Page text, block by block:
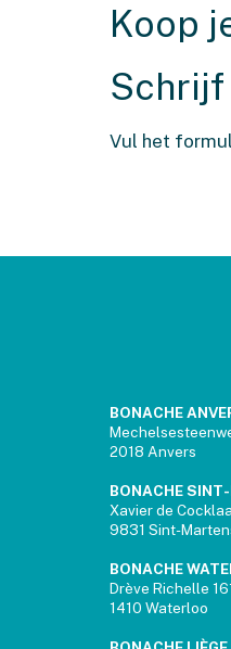
Koop
Schrijf
Vul het
BONACHE
2018 Anvers
BONACHE
Xavier de
9831 Sint-
BONACHE
Drève Richelle
1410 Waterloo